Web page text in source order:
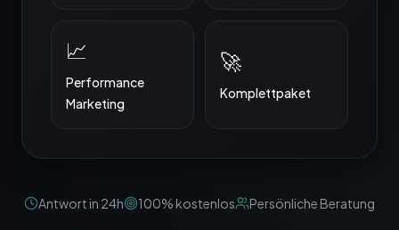
📈
Performance
Marketing
🚀
Komplett­paket
Antwort in 24h 100% kostenlos Persönliche Beratung